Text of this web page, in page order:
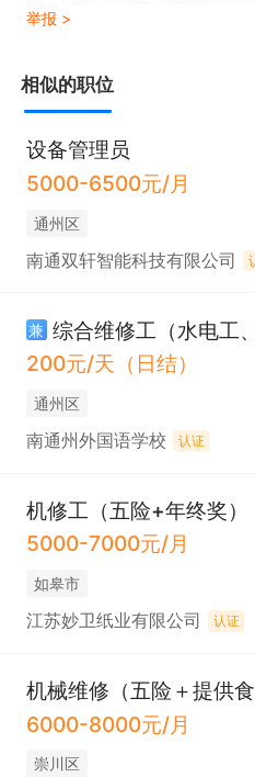
举报 >
相似的职位
设备管理员
5000-6500元/月
通州区
南通双轩智能科技有限公司
兼 综合维修工（水电工
200元/天（日结）
通州区
南通州外国语学校 认证
机修工（五险+年终奖）
5000-7000元/月
如皋市
江苏妙卫纸业有限公司 认证
机械维修（五险＋提供食
6000-8000元/月
崇川区